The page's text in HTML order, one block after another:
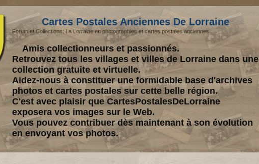
Cartes Postales Anciennes De Lorraine
Forum et Collections: La Lorraine en photographies et cartes postales anciennes.
Amis collectionneurs et passionnés.
Retrouvez tous les villages et villes de Lorraine dans une
collection gratuite et virtuelle.
Aidez-nous à constituer une formidable base d'archives
photos et cartes postales sur cette belle région.
C'est avec plaisir que CartesPostalesDeLorraine
exposera vos images sur le Web.
Vous pouvez contribuer dès maintenant à son évolution
en envoyant vos photos.